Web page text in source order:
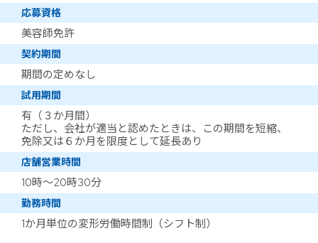
応募資格
美容師免許
契約期間
期間の定めなし
試用期間
有（３か月間）
ただし、会社が適当と認めたときは、この期間を短縮、
免除又は６か月を限度として延長あり
店舗営業時間
10時～20時30分
勤務時間
1か月単位の変形労働時間制（シフト制）